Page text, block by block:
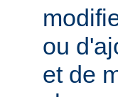
ou
et de